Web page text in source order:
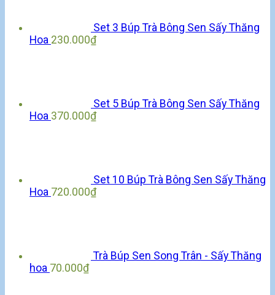
Set 3 Búp Trà Bông Sen Sấy Thăng
Hoa 230.000₫
Set 5 Búp Trà Bông Sen Sấy Thăng
Hoa 370.000₫
Set 10 Búp Trà Bông Sen Sấy Thăng
Hoa 720.000₫
Trà Búp Sen Song Trân - Sấy Thăng
hoa 70.000₫